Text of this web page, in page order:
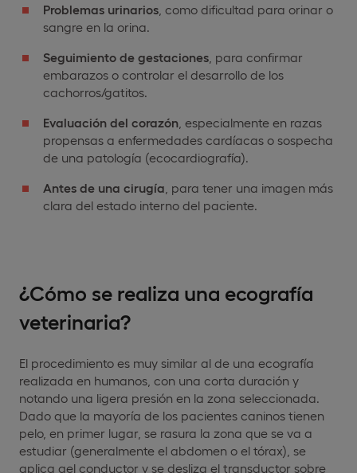
Problemas urinarios , como dificultad para orinar o
sangre en la orina.
Seguimiento de gestaciones , para confirmar
embarazos o controlar el desarrollo de los
cachorros/gatitos.
Evaluación del corazón , especialmente en razas
propensas a enfermedades cardíacas o sospecha
de una patología (ecocardiografía).
Antes de una cirugía , para tener una imagen más
clara del estado interno del paciente.
¿Cómo se realiza una ecografía
veterinaria?
El procedimiento es muy similar al de una ecografía
realizada en humanos, con una corta duración y
notando una ligera presión en la zona seleccionada.
Dado que la mayoría de los pacientes caninos tienen
pelo, en primer lugar, se rasura la zona que se va a
estudiar (generalmente el abdomen o el tórax), se
aplica gel conductor y se desliza el transductor sobre